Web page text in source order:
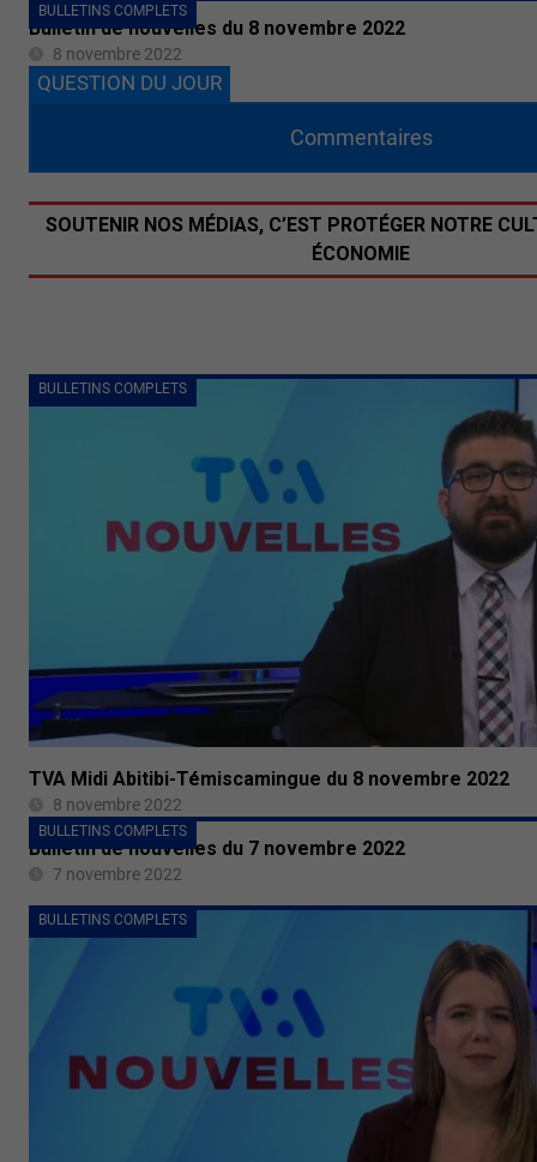
BULLETINS COMPLETS
Bulletin de nouvelles du 8 novembre 2022
8 novembre 2022
BULLETINS COMPLETS
TVA Midi Abitibi-Témiscamingue du 8 novembre 2022
8 novembre 2022
BULLETINS COMPLETS
Bulletin de nouvelles du 7 novembre 2022
7 novembre 2022
BULLETINS COMPLETS
QUESTION DU JOUR
Commentaires
SOUTENIR NOS MÉDIAS, C’EST PROTÉGER NOTRE
ÉCONOMIE